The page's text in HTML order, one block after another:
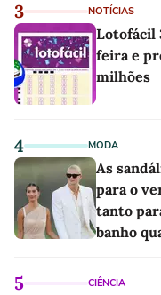
3 NOTÍCIAS
Lotofácil
feira e
milhões
4 MODA
As
para o
tanto
banho
5 CIÊNCIA